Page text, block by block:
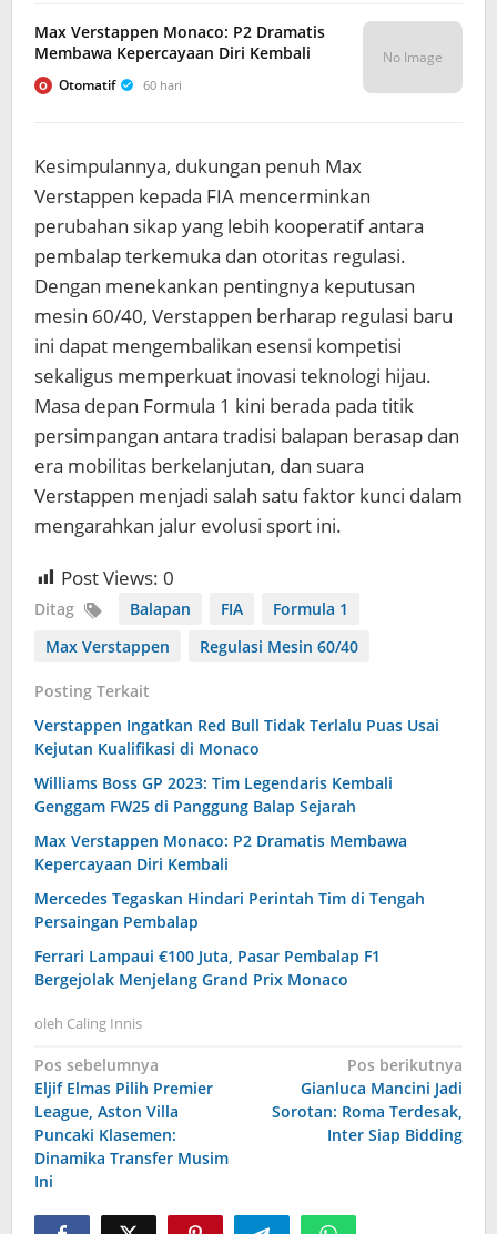
Max Verstappen Monaco: P2 Dramatis
Membawa Kepercayaan Diri Kembali
O Otomatif 60 hari
No Image
Kesimpulannya, dukungan penuh Max
Verstappen kepada FIA mencerminkan
perubahan sikap yang lebih kooperatif antara
pembalap terkemuka dan otoritas regulasi.
Dengan menekankan pentingnya keputusan
mesin 60/40, Verstappen berharap regulasi baru
ini dapat mengembalikan esensi kompetisi
sekaligus memperkuat inovasi teknologi hijau.
Masa depan Formula 1 kini berada pada titik
persimpangan antara tradisi balapan berasap dan
era mobilitas berkelanjutan, dan suara
Verstappen menjadi salah satu faktor kunci dalam
mengarahkan jalur evolusi sport ini.
Post Views: 0
Ditag Balapan FIA
Formula 1
Max Verstappen
Regulasi Mesin 60/40
Posting Terkait
Verstappen Ingatkan Red Bull Tidak Terlalu Puas Usai
Kejutan Kualifikasi di Monaco
Williams Boss GP 2023: Tim Legendaris Kembali
Genggam FW25 di Panggung Balap Sejarah
Max Verstappen Monaco: P2 Dramatis Membawa
Kepercayaan Diri Kembali
Mercedes Tegaskan Hindari Perintah Tim di Tengah
Persaingan Pembalap
Ferrari Lampaui €100 Juta, Pasar Pembalap F1
Bergejolak Menjelang Grand Prix Monaco
oleh Caling Innis
Navigasi
pos
Pos sebelumnya
Eljif Elmas Pilih Premier
League, Aston Villa
Puncaki Klasemen:
Dinamika Transfer Musim
Ini
Pos berikutnya
Gianluca Mancini Jadi
Sorotan: Roma Terdesak,
Inter Siap Bidding